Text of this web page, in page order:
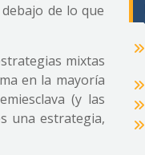
de lo que
mixtas
en la mayoría
(y las
una estrategia,